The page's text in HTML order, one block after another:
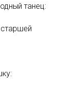
танец: